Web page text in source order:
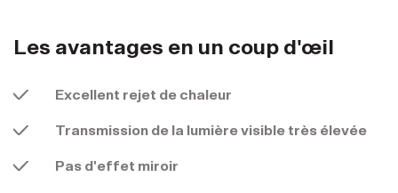
Les avantages en un coup d'œil
Excellent rejet de chaleur
Transmission de la lumière visible très élevée
Pas d'effet miroir